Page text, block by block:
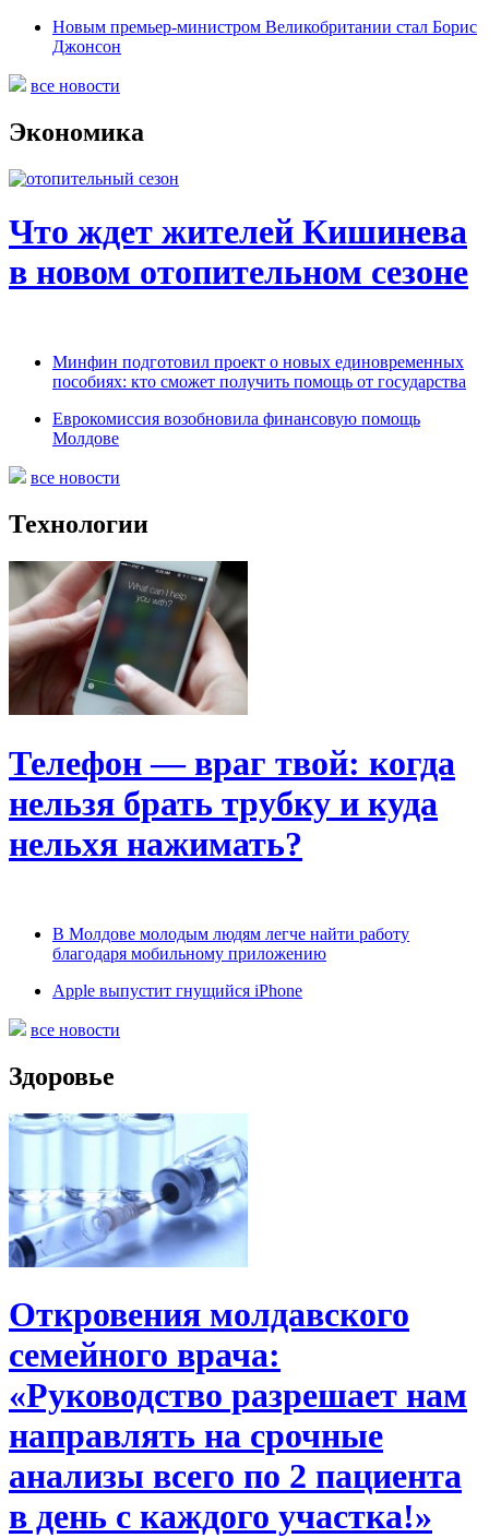
Новым премьер-министром Великобритании стал Борис
Джонсон
все новости
Экономика
Что ждет жителей Кишинева
в новом отопительном сезоне
Минфин подготовил проект о новых единовременных
пособиях: кто сможет получить помощь от государства
Еврокомиссия возобновила финансовую помощь
Молдове
все новости
Технологии
Телефон — враг твой: когда
нельзя брать трубку и куда
нельхя нажимать?
В Молдове молодым людям легче найти работу
благодаря мобильному приложению
Apple выпустит гнущийся iPhone
все новости
Здоровье
Откровения молдавского
семейного врача:
«Руководство разрешает нам
направлять на срочные
анализы всего по 2 пациента
в день с каждого участка!»